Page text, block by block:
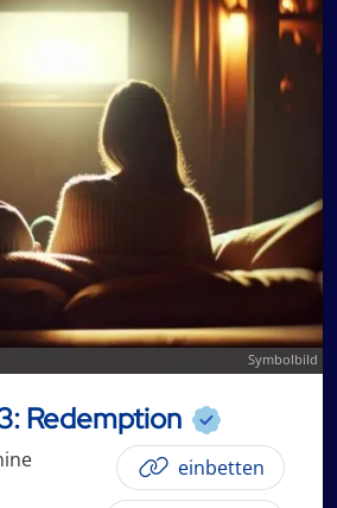
Symbolbild
Redemption
e einbetten